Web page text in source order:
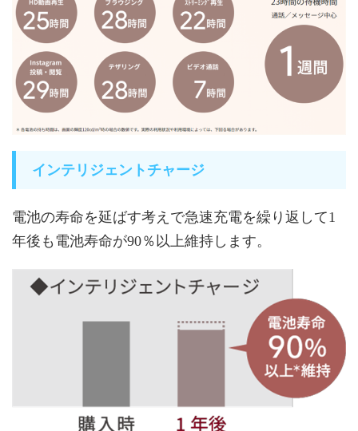
インテリジェントチャージ
電池の寿命を延ばす考えで急速充電を繰り返して1
年後も電池寿命が90％以上維持します。